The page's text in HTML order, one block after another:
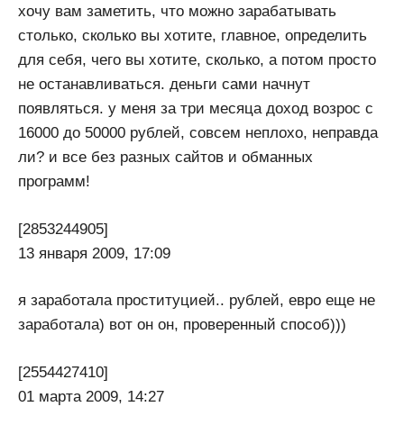
хочу вам заметить, что можно зарабатывать
столько, сколько вы хотите, главное, определить
для себя, чего вы хотите, сколько, а потом просто
не останавливаться. деньги сами начнут
появляться. у меня за три месяца доход возрос с
16000 до 50000 рублей, совсем неплохо, неправда
ли? и все без разных сайтов и обманных
программ!
[2853244905]
13 января 2009, 17:09
я заработала проституцией.. рублей, евро еще не
заработала) вот он он, проверенный способ)))
[2554427410]
01 марта 2009, 14:27